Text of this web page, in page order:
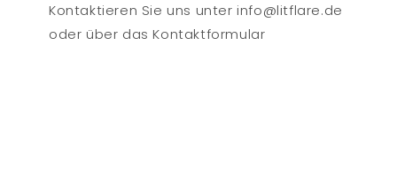
Kontaktieren Sie uns unter info@litflare.de
oder über das Kontaktformular